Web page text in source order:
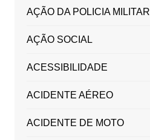
AÇÃO DA POLICIA MILITAR
AÇÃO SOCIAL
ACESSIBILIDADE
ACIDENTE AÉREO
ACIDENTE DE MOTO